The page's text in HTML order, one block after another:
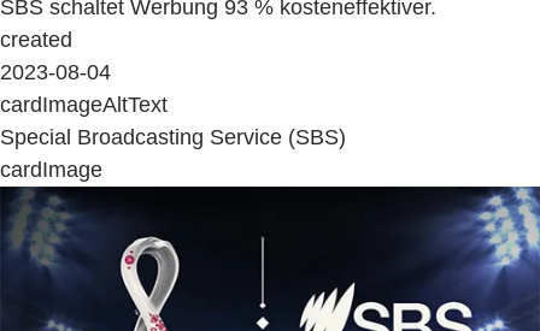
SBS schaltet Werbung 93 % kosteneffektiver.
created
2023-08-04
cardImageAltText
Special Broadcasting Service (SBS)
cardImage